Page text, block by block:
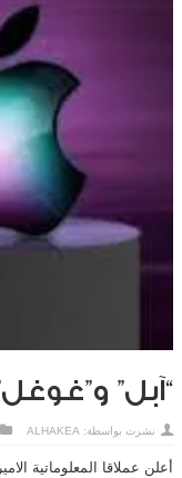
“آبل”
نشرت بواسطة: ALHAKEA
أعلن عملاقا المعلوماتية